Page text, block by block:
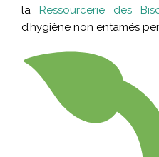
la Ressourcerie des
d’hygiène non entamés